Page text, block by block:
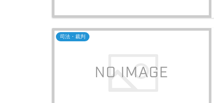
司法・裁判